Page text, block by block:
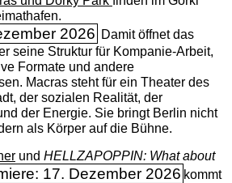
2026 Damit öffnet das
seine Struktur für Kompanie-Arbeit,
Formate und andere
Macras steht für ein Theater des
der sozialen Realität, der
der Energie. Sie bringt Berlin nicht
als Körper auf die Bühne.
und HELLZAPOPPIN: What about
17. Dezember 2026 kommt